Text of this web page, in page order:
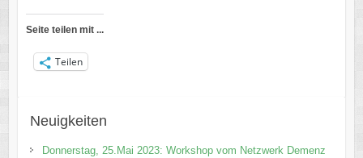
Seite teilen mit ...
Teilen
Neuigkeiten
Donnerstag, 25.Mai 2023: Workshop vom Netzwerk Demenz